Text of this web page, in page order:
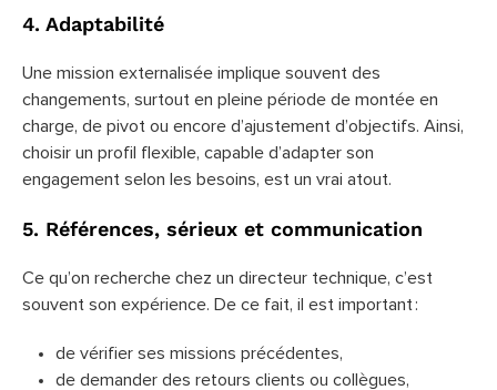
4. Adaptabilité
Une mission externalisée implique souvent des
changements, surtout en pleine période de montée en
charge, de pivot ou encore d’ajustement d’objectifs. Ainsi,
choisir un profil flexible, capable d’adapter son
engagement selon les besoins, est un vrai atout.
5. Références, sérieux et communication
Ce qu’on recherche chez un directeur technique, c’est
souvent son expérience. De ce fait, il est important :
de vérifier ses missions précédentes,
de demander des retours clients ou collègues,